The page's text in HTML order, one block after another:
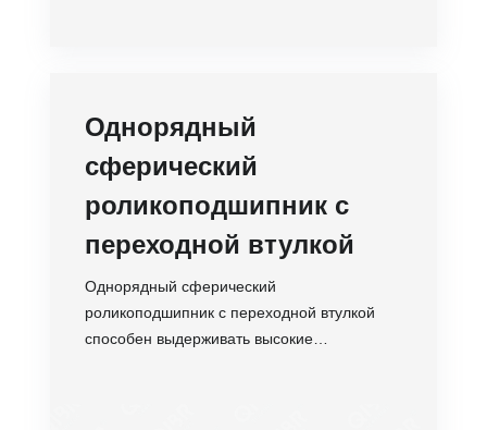
Однорядный
сферический
роликоподшипник с
переходной втулкой
Однорядный сферический
роликоподшипник с переходной втулкой
способен выдерживать высокие